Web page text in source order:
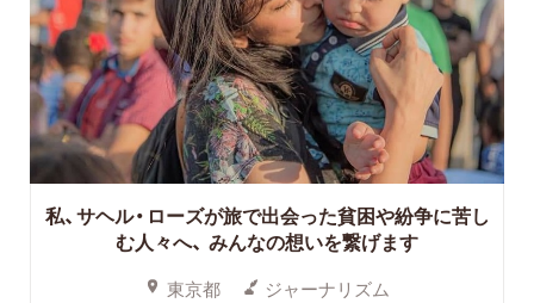
私、サヘル・ローズが旅で出会った貧困や紛争に苦し
む人々へ、 みんなの想いを繋げます
東京都 ジャーナリズム